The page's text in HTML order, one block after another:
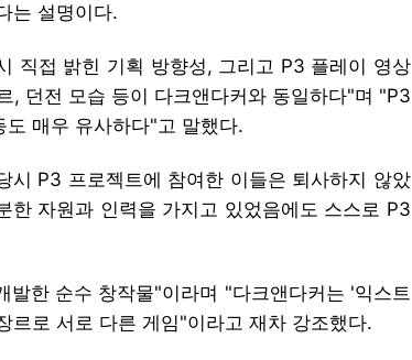
는 설명이다.
직접 밝힌 기획 방향성, 그리고 P3 플레이 영상
, 던전 모습 등이 다크앤다커와 동일하다"며 "P3
매우 유사하다"고 말했다.
시 P3 프로젝트에 참여한 이들은 퇴사하지 않았
자원과 인력을 가지고 있었음에도 스스로 P3
발한 순수 창작물"이라며 "다크앤다커는 '익스트
로 서로 다른 게임"이라고 재차 강조했다.